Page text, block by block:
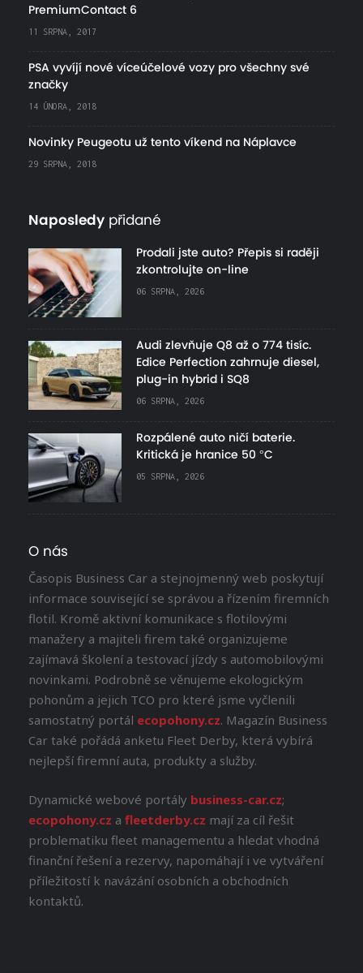
PremiumContact 6
11 SRPNA, 2017
PSA vyvíjí nové víceúčelové vozy pro všechny své
značky
14 ÚNORA, 2018
Novinky Peugeotu už tento víkend na Náplavce
29 SRPNA, 2018
Naposledy přidané
Prodali jste auto? Přepis si raději
zkontrolujte on-line
06 SRPNA, 2026
Audi zlevňuje Q8 až o 774 tisíc.
Edice Perfection zahrnuje diesel,
plug-in hybrid i SQ8
06 SRPNA, 2026
Rozpálené auto ničí baterie.
Kritická je hranice 50 °C
05 SRPNA, 2026
O nás
Časopis Business Car a stejnojmenný web poskytují
informace související se správou a řízením firemních
flotil. Kromě aktivní komunikace s flotilovými
manažery a majiteli firem také organizujeme
zajímavá školení a testovací jízdy s automobilovými
novinkami. Podrobně se věnujeme ekologickým
pohonům a jejich TCO pro které jsme vyčlenili
samostatný portál ecopohony.cz. Magazín Business
Car také pořádá anketu Fleet Derby, která vybírá
nejlepší firemní auta, produkty a služby.
Dynamické webové portály business-car.cz;
ecopohony.cz a fleetderby.cz mají za cíl řešit
problematiku fleet managementu a hledat vhodná
finanční řešení a rezervy, napomáhají i ve vytváření
příležitostí k navázání osobních a obchodních
kontaktů.